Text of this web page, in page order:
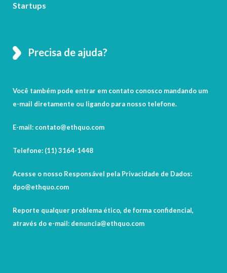
Startups
Precisa de ajuda?
Você também pode entrar em contato conosco mandando um
e-mail diretamente ou ligando para nosso telefone.
E-mail: contato@ethquo.com
Telefone: (11) 3164-1448
Acesse o nosso Responsável pela Privacidade de Dados:
dpo@ethquo.com
Reporte qualquer problema ético, de forma confidencial,
através do e-mail: denuncia@ethquo.com